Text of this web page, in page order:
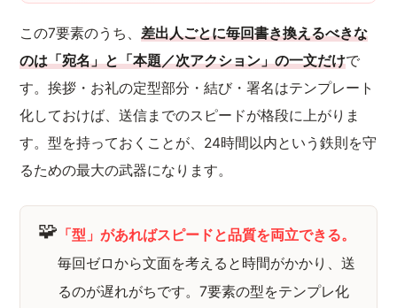
この7要素のうち、差出人ごとに毎回書き換えるべきな
のは「宛名」と「本題／次アクション」の一文だけで
す。挨拶・お礼の定型部分・結び・署名はテンプレート
化しておけば、送信までのスピードが格段に上がりま
す。型を持っておくことが、24時間以内という鉄則を守
るための最大の武器になります。
🧩 「型」があればスピードと品質を両立できる。
毎回ゼロから文面を考えると時間がかかり、送
るのが遅れがちです。7要素の型をテンプレ化